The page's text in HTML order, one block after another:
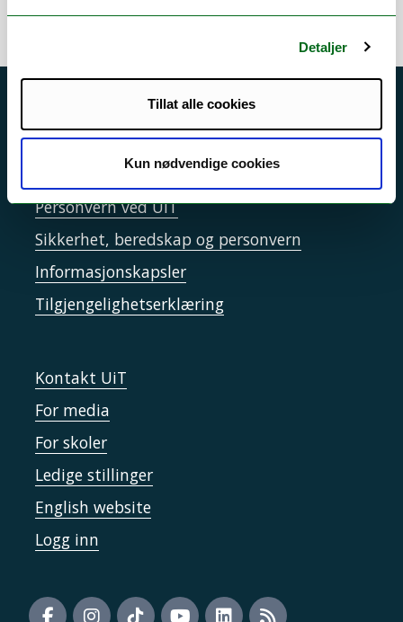
Detaljer
Tillat alle cookies
Kun nødvendige cookies
Si ifra!
Driftsmeldinger
Personvern ved UiT
Sikkerhet, beredskap og personvern
Informasjonskapsler
Tilgjengelighetserklæring
Kontakt UiT
For media
For skoler
Ledige stillinger
English website
Logg inn